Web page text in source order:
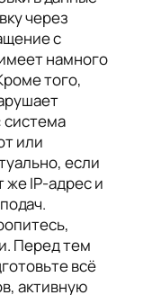
через
с
намного
того,
система
или
если
же IP-адрес и
Перед тем
всё
активную